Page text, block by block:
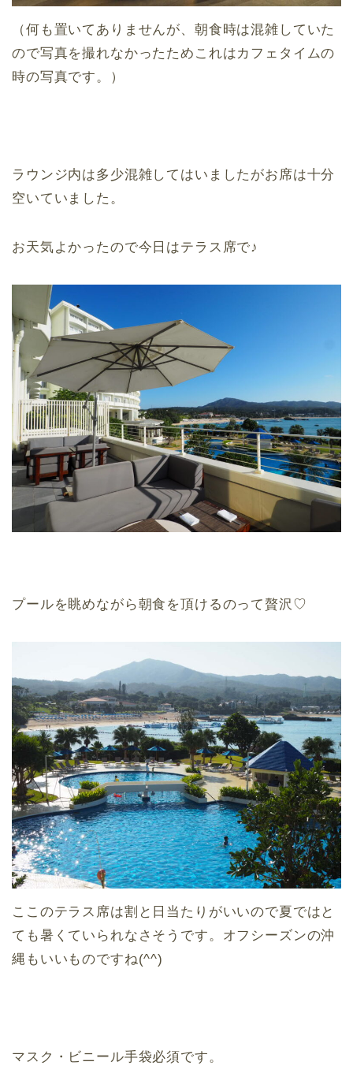
（何も置いてありませんが、朝食時は混雑していた
ので写真を撮れなかったためこれはカフェタイムの
時の写真です。）
ラウンジ内は多少混雑してはいましたがお席は十分
空いていました。
お天気よかったので今日はテラス席で♪
プールを眺めながら朝食を頂けるのって贅沢♡
ここのテラス席は割と日当たりがいいので夏ではと
ても暑くていられなさそうです。オフシーズンの沖
縄もいいものですね(^^)
マスク・ビニール手袋必須です。